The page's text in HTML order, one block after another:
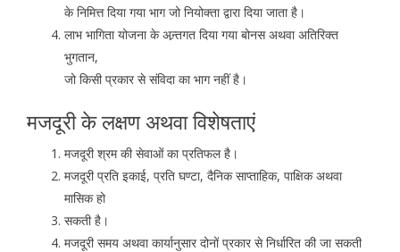
के निमित्त दिया गया भाग जो नियोक्ता द्वारा दिया जाता है।
लाभ भागिता योजना के अन्र्तगत दिया गया बोनस अथवा अतिरिक्त
भुगतान,
जो किसी प्रकार से संविदा का भाग नहीं है।
मजदूरी के लक्षण अथवा विशेषताएं
मजदूरी श्रम की सेवाओं का प्रतिफल है।
मजदूरी प्रति इकाई, प्रति घण्टा, दैनिक साप्ताहिक, पाक्षिक अथवा
मासिक हो
सकती है।
मजदूरी समय अथवा कार्यानुसार दोनों प्रकार से निर्धारित की जा सकती